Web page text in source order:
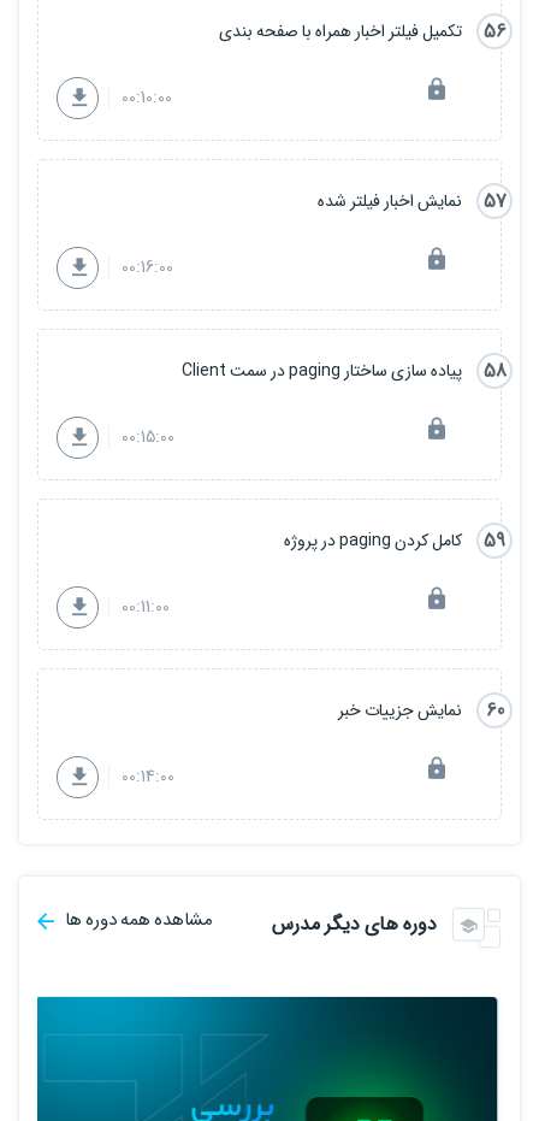
56 تکمیل فیلتر اخبار همراه با صفحه بندی
00:10:00
57 نمایش اخبار فیلتر شده
00:16:00
58 پیاده سازی ساختار paging در سمت Client
00:15:00
59 کامل کردن paging در پروژه
00:11:00
60 نمایش جزییات خبر
00:14:00
دوره های دیگر مدرس مشاهده همه دوره ها